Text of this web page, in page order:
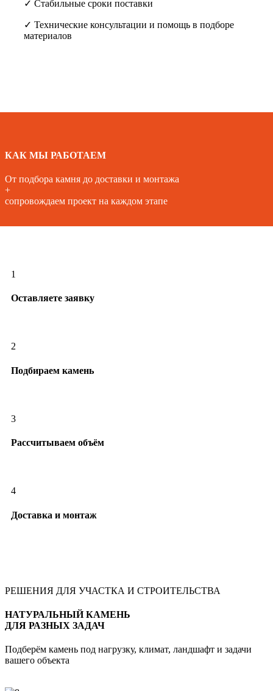
✓ Стабильные сроки поставки
✓ Технические консультации и помощь в подборе
материалов
КАК МЫ РАБОТАЕМ
От подбора камня до доставки и монтажа
+
сопровождаем проект на каждом этапе
1
Оставляете заявку
2
Подбираем камень
3
Рассчитываем объём
4
Доставка и монтаж
РЕШЕНИЯ ДЛЯ УЧАСТКА И СТРОИТЕЛЬСТВА
НАТУРАЛЬНЫЙ КАМЕНЬ
ДЛЯ РАЗНЫХ ЗАДАЧ
Подберём камень под нагрузку, климат, ландшафт и задачи
вашего объекта